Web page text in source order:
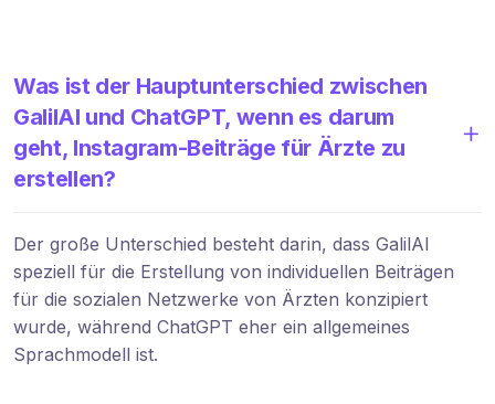
Was ist der Hauptunterschied zwischen
GalilAI und ChatGPT, wenn es darum
geht, Instagram-Beiträge für Ärzte zu
erstellen?
Der große Unterschied besteht darin, dass GalilAI
speziell für die Erstellung von individuellen Beiträgen
für die sozialen Netzwerke von Ärzten konzipiert
wurde, während ChatGPT eher ein allgemeines
Sprachmodell ist.